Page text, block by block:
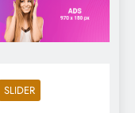
SLIDER